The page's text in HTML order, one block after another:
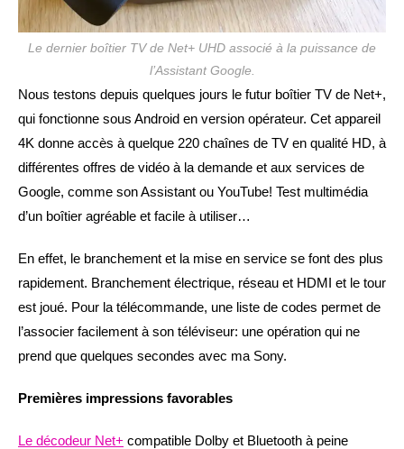
Le dernier boîtier TV de Net+ UHD associé à la puissance de
l’Assistant Google.
Nous testons depuis quelques jours le futur boîtier TV de Net+,
qui fonctionne sous Android en version opérateur. Cet appareil
4K donne accès à quelque 220 chaînes de TV en qualité HD, à
différentes offres de vidéo à la demande et aux services de
Google, comme son Assistant ou YouTube! Test multimédia
d’un boîtier agréable et facile à utiliser…
En effet, le branchement et la mise en service se font des plus
rapidement. Branchement électrique, réseau et HDMI et le tour
est joué. Pour la télécommande, une liste de codes permet de
l’associer facilement à son téléviseur: une opération qui ne
prend que quelques secondes avec ma Sony.
Premières impressions favorables
Le décodeur Net+ compatible Dolby et Bluetooth à peine